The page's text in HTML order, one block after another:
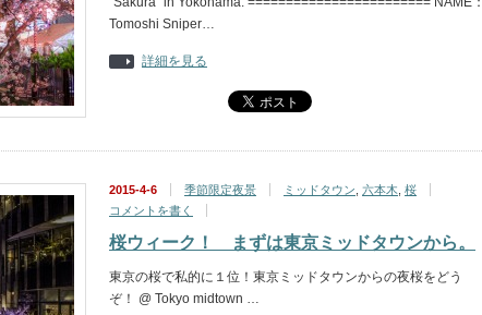
Tomoshi Sniper…
詳細を見る
2015-4-6 季節限定夜景 ミッドタウン 六本木 桜
コメントを書く
桜ウィーク！ まずは東京ミッドタウンから。
東京の桜で私的に１位！東京ミッドタウンからの夜桜をどう
ぞ！ @ Tokyo midtown …